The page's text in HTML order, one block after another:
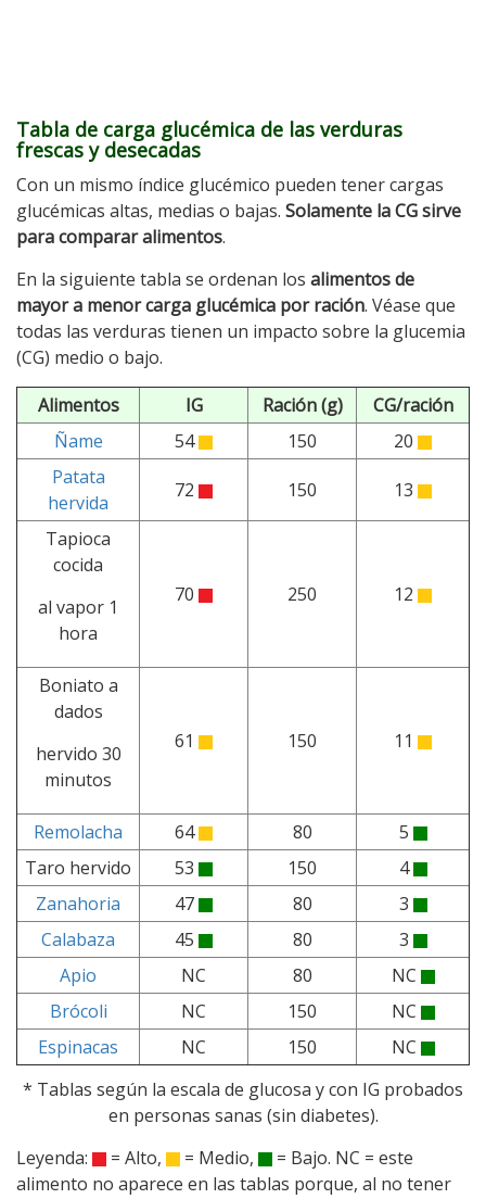
Tabla de carga glucémica de las verduras
frescas y desecadas
Con un mismo índice glucémico pueden tener cargas
glucémicas altas, medias o bajas. Solamente la CG sirve
para comparar alimentos.
En la siguiente tabla se ordenan los alimentos de
mayor a menor carga glucémica por ración. Véase que
todas las verduras tienen un impacto sobre la glucemia
(CG) medio o bajo.
Alimentos
IG Ración (g)
CG/ración
Ñame
54 150
20
Patata
hervida
72 150 13
Tapioca
cocida
al vapor 1
hora
70 250 12
Boniato a
dados
hervido 30
minutos
61 150 11
Remolacha 64 80
5
Taro hervido
53 150
4
Zanahoria
47 80
3
Calabaza
45 80
3
Apio
NC 80
NC
Brócoli
NC 150
NC
Espinacas
NC 150
NC
* Tablas según la escala de glucosa y con IG probados
en personas sanas (sin diabetes).
Leyenda:
= Alto, = Medio,
= Bajo. NC = este
alimento no aparece en las tablas porque, al no tener